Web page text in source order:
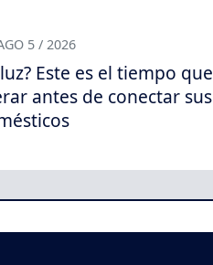
5 / 2026
Este es el tiempo que
antes de conectar sus